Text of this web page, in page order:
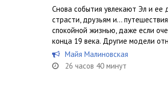
Снова события увлекают Эл и
страсти, друзьям и…
спокойной жизнью, даже если
конца 19 века. Другие модели
Майя Малиновская
26 часов 40 минут